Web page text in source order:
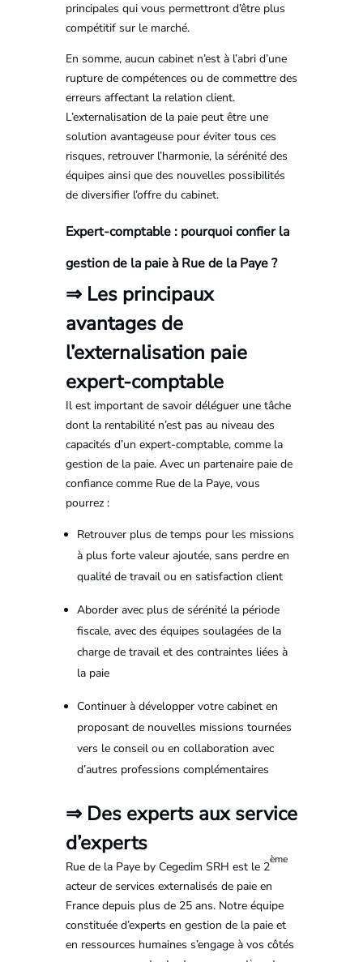
principales qui vous permettront d’être plus
compétitif sur le marché.
En somme, aucun cabinet n’est à l’abri d’une
rupture de compétences ou de commettre des
erreurs affectant la relation client.
L’externalisation de la paie peut être une
solution avantageuse pour éviter tous ces
risques, retrouver l’harmonie, la sérénité des
équipes ainsi que des nouvelles possibilités
de diversifier l’offre du cabinet.
Expert-comptable : pourquoi confier la
gestion de la paie à Rue de la Paye ?
⇒ Les principaux
avantages de
l’externalisation paie
expert-comptable
Il est important de savoir déléguer une tâche
dont la rentabilité n’est pas au niveau des
capacités d’un expert-comptable, comme la
gestion de la paie. Avec un partenaire paie de
confiance comme Rue de la Paye, vous
pourrez :
Retrouver plus de temps pour les missions
à plus forte valeur ajoutée, sans perdre en
qualité de travail ou en satisfaction client
Aborder avec plus de sérénité la période
fiscale, avec des équipes soulagées de la
charge de travail et des contraintes liées à
la paie
Continuer à développer votre cabinet en
proposant de nouvelles missions tournées
vers le conseil ou en collaboration avec
d’autres professions complémentaires
⇒ Des experts aux service
d’experts
Rue de la Paye by Cegedim SRH est le 2ème
acteur de services externalisés de paie en
France depuis plus de 25 ans. Notre équipe
constituée d’experts en gestion de la paie et
en ressources humaines s’engage à vos côtés